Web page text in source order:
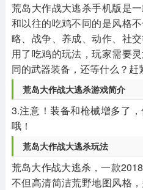
荒岛大作战大逃杀手机版是
和以往的吃鸡不同的是风格
略、战争、养成、动作、社
用了吃鸡的玩法，玩家需要
同的武器装备，还等什么？赶
荒岛大作战大逃杀游戏简介
3.注意！装备和枪械增多了
哦！
荒岛大作战大逃杀玩法
荒岛大作战大逃杀，一款
不但高清简洁荒野地图风格